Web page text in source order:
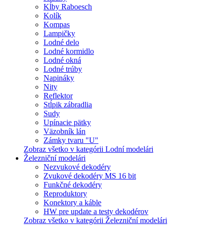
Kĺby Raboesch
Kolík
Kompas
Lampičky
Lodné delo
Lodné kormidlo
Lodné okná
Lodné trúby
Napináky
Nity
Reflektor
Stĺpik zábradlia
Sudy
Upínacie pätky
Väzobník lán
Zámky tvaru "U"
Zobraz všetko v kategórii Lodní modelári
Železniční modelári
Nezvukové dekodéry
Zvukové dekodéry MS 16 bit
Funkčné dekodéry
Reproduktory
Konektory a káble
HW pre update a testy dekodérov
Zobraz všetko v kategórii Železniční modelári